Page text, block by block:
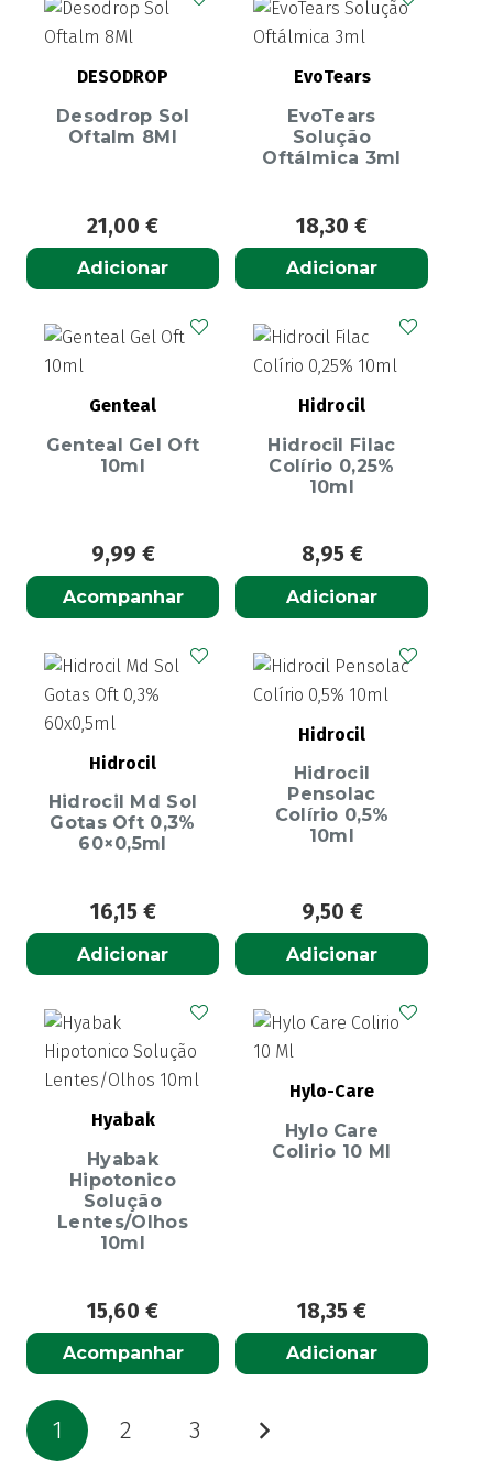
DESODROP
Desodrop Sol
Oftalm 8Ml
21,00 €
Adicionar
EvoTears
EvoTears
Solução
Oftálmica 3ml
18,30 €
Adicionar
Genteal
Genteal Gel Oft
10ml
9,99 €
Acompanhar
Hidrocil
Hidrocil Filac
Colírio 0,25%
10ml
8,95 €
Adicionar
Hidrocil
Hidrocil Md Sol
Gotas Oft 0,3%
60×0,5ml
16,15 €
Adicionar
Hidrocil
Hidrocil
Pensolac
Colírio 0,5%
10ml
9,50 €
Adicionar
Hyabak
Hyabak
Hipotonico
Solução
Lentes/Olhos
10ml
15,60 €
Acompanhar
Hylo-Care
Hylo Care
Colirio 10 Ml
18,35 €
Adicionar
Paginação
1 2 3